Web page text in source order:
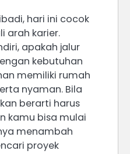
hari ini cocok
arah karier.
apakah jalur
kebutuhan
memiliki rumah
nyaman. Bila
berarti harus
kamu bisa mulai
menambah
proyek